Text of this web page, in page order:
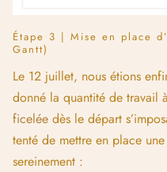
Étape 3 | Mise en place
Gantt)
Le 12 juillet, nous étions
donné la quantité de travail
ficelée dès le départ
tenté de mettre en place
sereinement :